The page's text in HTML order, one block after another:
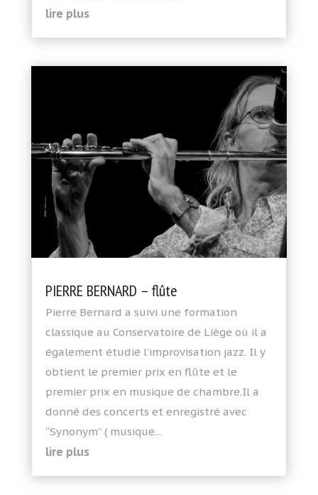
lire plus
PIERRE BERNARD – flûte
Pierre Bernard a suivi une formation
classique au Conservatoire de Liège où il a
également étudié l’improvisation jazz. Il y
obtient le premier prix en flûte et le
premier prix en musique de chambre.Il a
donné des concerts et enregistré avec
“Synonym” ( musique...
lire plus